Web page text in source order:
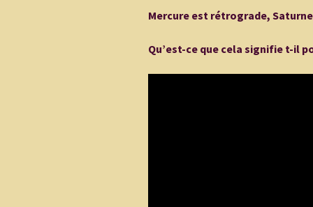
Mercure est rétrograde,
Qu’est-ce que cela signifie t-il